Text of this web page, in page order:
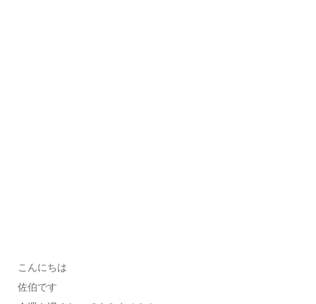
こんにちは
佐伯です